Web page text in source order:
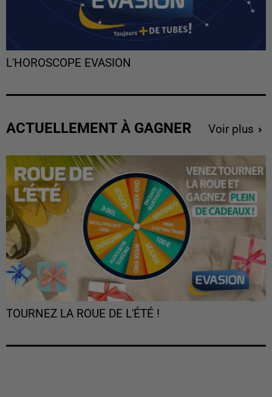
L'HOROSCOPE EVASION
ACTUELLEMENT À GAGNER Voir plus
TOURNEZ LA ROUE DE L'ÉTÉ !